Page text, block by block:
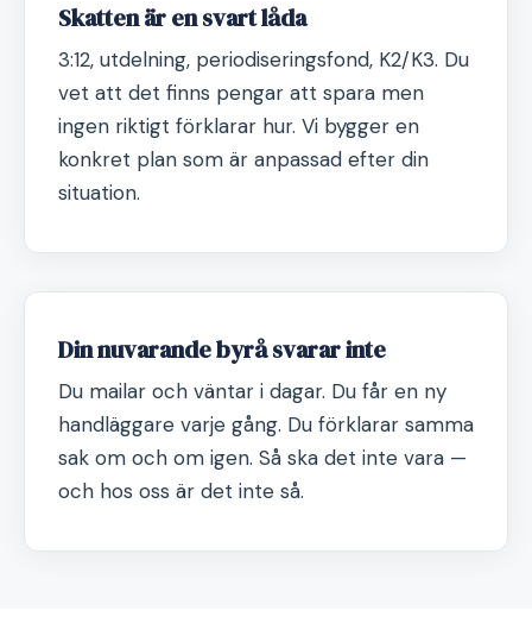
Skatten är en svart låda
3:12, utdelning, periodiseringsfond, K2/K3. Du
vet att det finns pengar att spara men
ingen riktigt förklarar hur. Vi bygger en
konkret plan som är anpassad efter din
situation.
Din nuvarande byrå svarar inte
Du mailar och väntar i dagar. Du får en ny
handläggare varje gång. Du förklarar samma
sak om och om igen. Så ska det inte vara —
och hos oss är det inte så.